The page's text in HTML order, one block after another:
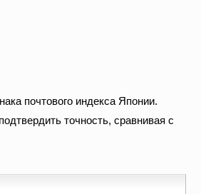
почтового индекса Японии.
точность, сравнивая с